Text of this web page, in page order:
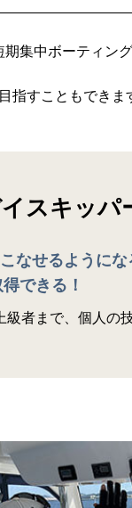
集中ボーティン
指すこともできま
スキッパ
なせるようにな
できる！
者まで、個人の